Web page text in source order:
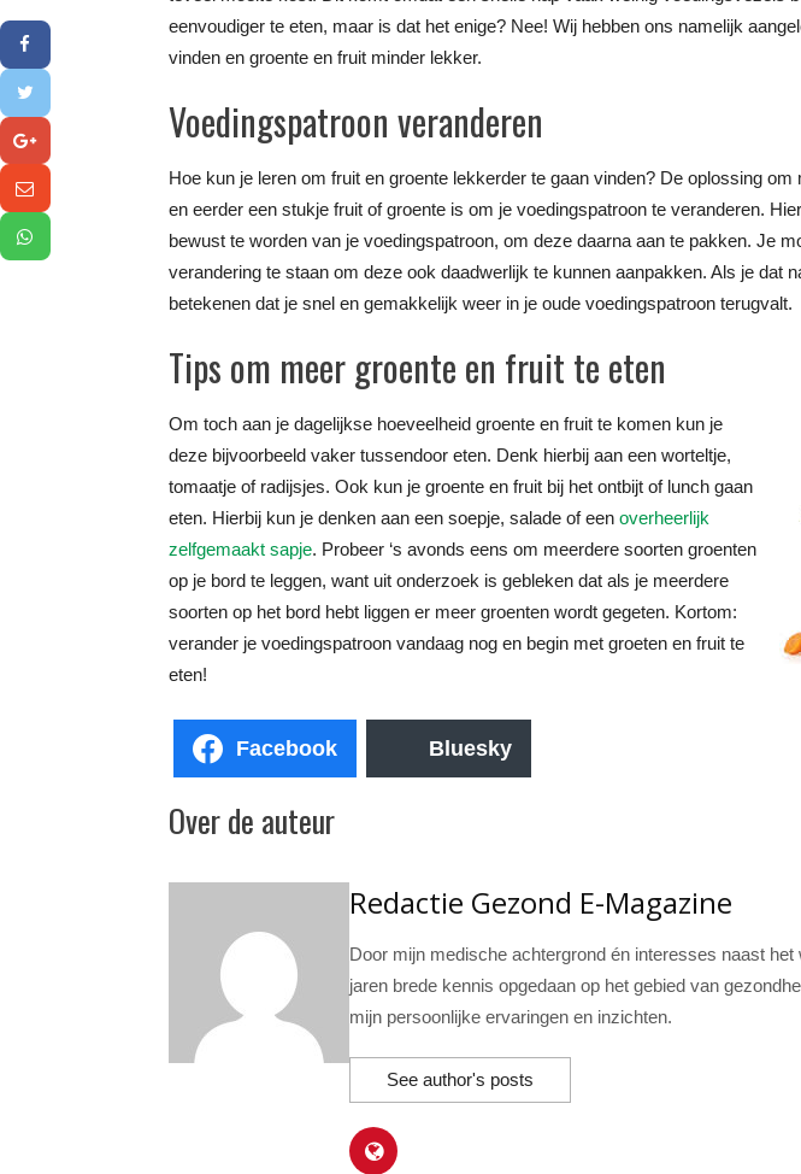
eenvoudiger te eten, maar is dat het enige? Nee! Wij hebben ons namelijk
vinden en groente en fruit minder lekker.
Voedingspatroon veranderen
Hoe kun je leren om fruit en groente lekkerder te gaan vinden? De oplossing
en eerder een stukje fruit of groente is om je voedingspatroon te veranderen.
bewust te worden van je voedingspatroon, om deze daarna aan te pakken. Je
verandering te staan om deze ook daadwerlijk te kunnen aanpakken. Als je dat
betekenen dat je snel en gemakkelijk weer in je oude voedingspatroon terugvalt.
Tips om meer groente en fruit te eten
Om toch aan je dagelijkse hoeveelheid groente en fruit te komen kun je
deze bijvoorbeeld vaker tussendoor eten. Denk hierbij aan een worteltje,
tomaatje of radijsjes. Ook kun je groente en fruit bij het ontbijt of lunch gaan
eten. Hierbij kun je denken aan een soepje, salade of een overheerlijk
zelfgemaakt sapje. Probeer ‘s avonds eens om meerdere soorten groenten
op je bord te leggen, want uit onderzoek is gebleken dat als je meerdere
soorten op het bord hebt liggen er meer groenten wordt gegeten. Kortom:
verander je voedingspatroon vandaag nog en begin met groeten en fruit te
eten!
Facebook Bluesky
Over de auteur
Redactie Gezond E-Magazine
Door mijn medische achtergrond én interesses naast
jaren brede kennis opgedaan op het gebied van
mijn persoonlijke ervaringen en inzichten.
See author's posts